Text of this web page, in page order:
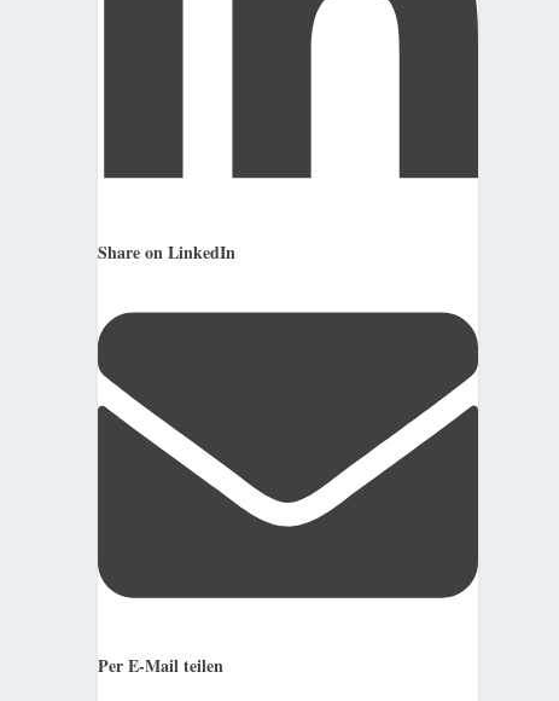
Share on LinkedIn
Per E-Mail teilen